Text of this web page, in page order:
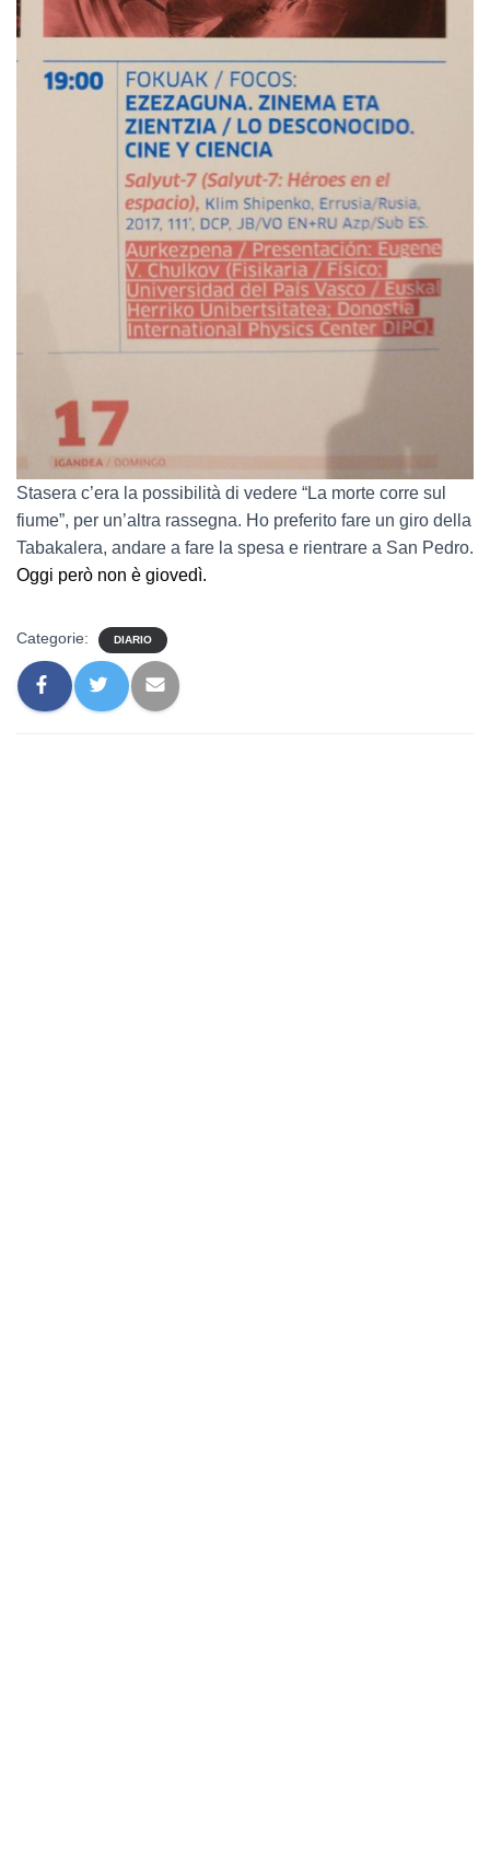
Stasera c’era la possibilità di vedere “La morte corre sul
fiume”, per un’altra rassegna. Ho preferito fare un giro della
Tabakalera, andare a fare la spesa e rientrare a San Pedro.
Oggi però non è giovedì.
Categorie: DIARIO